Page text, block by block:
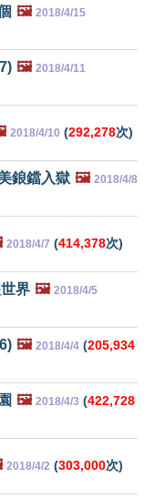
🖼️ 2018/4/15
🖼️ 2018/4/11
2018/4/10 (292,278次)
鋃鐺入獄 🖼️ 2018/4/8
2018/4/7 (414,378次)
界 🖼️ 2018/4/5
🖼️ 2018/4/4 (205,934
🖼️ 2018/4/3 (422,728
2018/4/2 (303,000次)